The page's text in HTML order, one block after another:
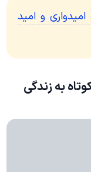
و امید
به زندگی